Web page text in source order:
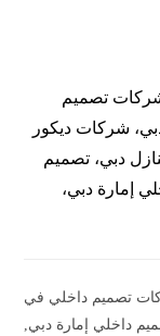
تصميم
شركات ديكور
دبي، تصميم
إمارة دبي،
تصميم داخلي في
داخلي إمارة دبي